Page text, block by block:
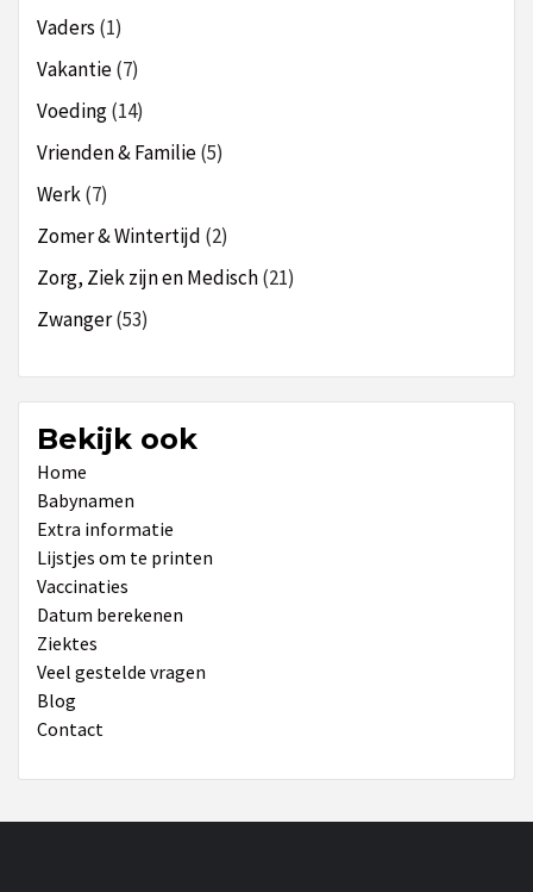
Vaders (1)
Vakantie(7)
Voeding(14)
Vrienden & Familie(5)
Werk(7)
Zomer & Wintertijd (2)
Zorg, Ziek zijn en Medisch(21)
Zwanger(53)
Bekijk ook
Home
Babynamen
Extra informatie
Lijstjes om te printen
Vaccinaties
Datum berekenen
Ziektes
Veel gestelde vragen
Blog
Contact